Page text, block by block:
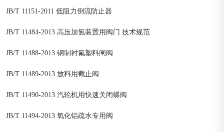
JB/T 11151-2011 低阻力倒流防止器
JB/T 11484-2013 高压加氢装置用阀门 技术规范
JB/T 11488-2013 钢制衬氟塑料闸阀
JB/T 11489-2013 放料用截止阀
JB/T 11490-2013 汽轮机用快速关闭蝶阀
JB/T 11494-2013 氧化铝疏水专用阀